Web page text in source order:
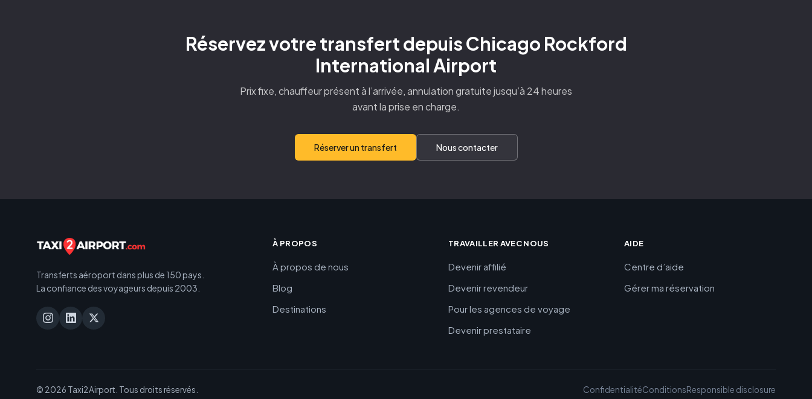
Réservez votre transfert depuis Chicago Rockford
International Airport
Prix fixe, chauffeur présent à l’arrivée, annulation gratuite jusqu’à 24 heures
avant la prise en charge.
Réserver un transfert Nous contacter
Transferts aéroport dans plus de 150 pays.
La confiance des voyageurs depuis 2003.
À PROPOS
À propos de nous
Blog
Destinations
TRAVAILLER AVEC NOUS
Devenir affilié
Devenir revendeur
Pour les agences de voyage
Devenir prestataire
AIDE
Centre d’aide
Gérer ma réservation
© 2026 Taxi2Airport. Tous droits réservés. ConfidentialitéConditionsResponsible disclosure